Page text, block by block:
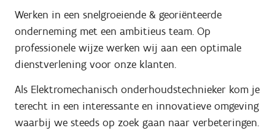
Werken in een snelgroeiende & georiënteerde
onderneming met een ambitieus team. Op
professionele wijze werken wij aan een optimale
dienstverlening voor onze klanten.
Als Elektromechanisch onderhoudstechnieker kom je
terecht in een interessante en innovatieve omgeving
waarbij we steeds op zoek gaan naar verbeteringen.